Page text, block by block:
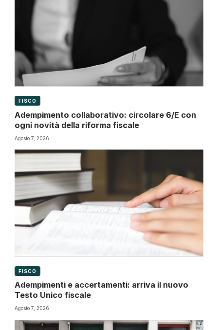
FISCO
Adempimento collaborativo: circolare 6/E con
ogni novità della riforma fiscale
Agosto 7, 2026
FISCO
Adempimenti e accertamenti: arriva il nuovo
Testo Unico fiscale
Agosto 7, 2026